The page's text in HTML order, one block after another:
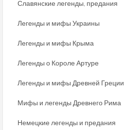
Славянские легенды, предания
Легенды и мифы Украины
Легенды и мифы Крыма
Легенды о Короле Артуре
Легенды и мифы Древней Греции
Мифы и легенды Древнего Рима
Немецкие легенды и предания